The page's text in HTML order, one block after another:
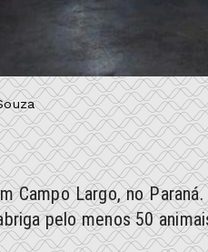
Campo Largo, no
pelo menos 50